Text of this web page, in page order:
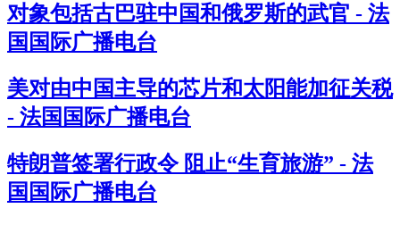
对象包括古巴驻中国和俄罗斯的武官 - 法
国国际广播电台
美对由中国主导的芯片和太阳能加征关税
- 法国国际广播电台
特朗普签署行政令 阻止“生育旅游” - 法
国国际广播电台